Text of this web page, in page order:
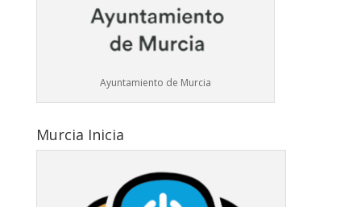
Ayuntamiento de Murcia
Murcia Inicia